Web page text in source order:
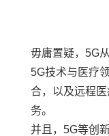
毋庸置疑，5G
5G技术与医疗
合，以及远程
务。
并且，5G等创